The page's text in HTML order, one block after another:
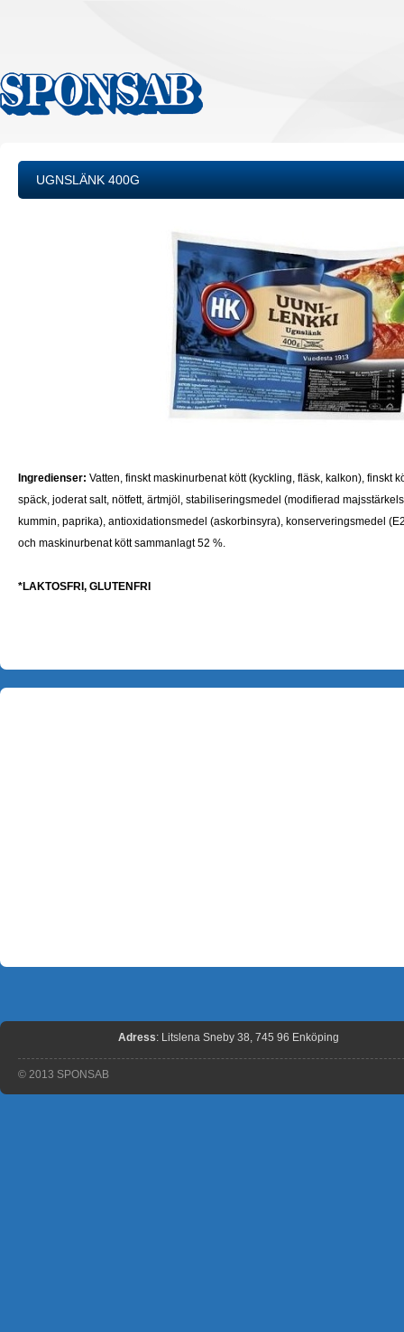
UGNSLÄNK 400G
Ingredienser: Vatten, finskt maskinurbenat kött (kyckling, fläsk, kalkon), finskt
späck, joderat salt, nötfett, ärtmjöl, stabiliseringsmedel (modifierad
kummin, paprika), antioxidationsmedel (askorbinsyra), konserveringsmedel
och maskinurbenat kött sammanlagt 52 %.
*LAKTOSFRI, GLUTENFRI
Adress: Litslena Sneby 38, 745 96 Enköping
© 2013 SPONSAB